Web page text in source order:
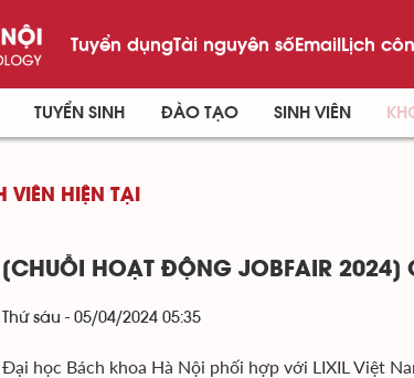
Tuyển dụngTài nguyên sốEmailLịch
TUYỂN SINH ĐÀO TẠO SINH VIÊN
VIÊN HIỆN TẠI
[CHUỖI HOẠT ĐỘNG JOBFAIR 2024]
Thứ sáu - 05/04/2024 05:35
Đại học Bách khoa Hà Nội phối hợp với LIXIL Việt